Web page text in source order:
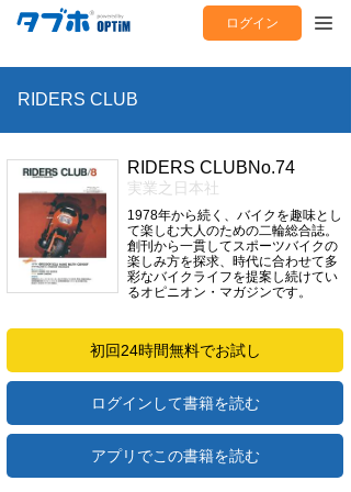
ログイン
RIDERS CLUB
RIDERS CLUBNo.74
実業之日本社
1978年から続く、バイクを趣味とし
て楽しむ大人のための二輪総合誌。
創刊から一貫してスポーツバイクの
楽しみ方を探求、時代に合わせて多
彩なバイクライフを提案し続けてい
るオピニオン・マガジンです。
初回24時間無料でお試し
ログインして書籍を読む
アプリでこの書籍を読む